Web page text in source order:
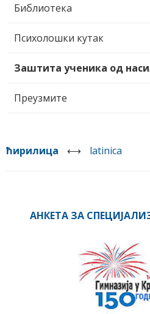
Библиотека
Психолошки кутак
Заштита ученика од
Преузмите
ћирилица ⟷ latinica
АНКЕТА ЗА